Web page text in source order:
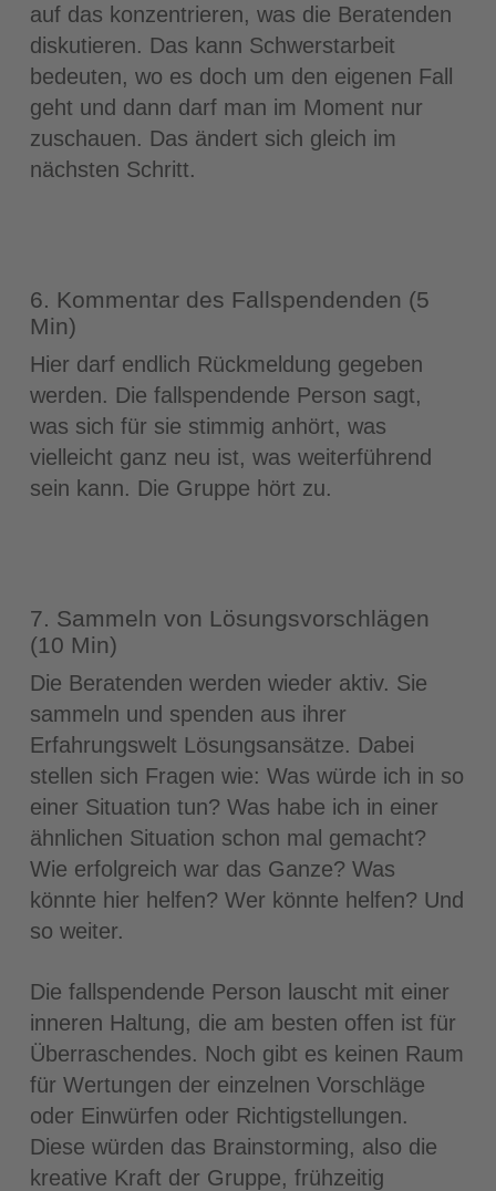
auf das konzentrieren, was die Beratenden
diskutieren. Das kann Schwerstarbeit
bedeuten, wo es doch um den eigenen Fall
geht und dann darf man im Moment nur
zuschauen. Das ändert sich gleich im
nächsten Schritt.
6. Kommentar des Fallspendenden (5
Min)
Hier darf endlich Rückmeldung gegeben
werden. Die fallspendende Person sagt,
was sich für sie stimmig anhört, was
vielleicht ganz neu ist, was weiterführend
sein kann. Die Gruppe hört zu.
7. Sammeln von Lösungsvorschlägen
(10 Min)
Die Beratenden werden wieder aktiv. Sie
sammeln und spenden aus ihrer
Erfahrungswelt Lösungsansätze. Dabei
stellen sich Fragen wie: Was würde ich in so
einer Situation tun? Was habe ich in einer
ähnlichen Situation schon mal gemacht?
Wie erfolgreich war das Ganze? Was
könnte hier helfen? Wer könnte helfen? Und
so weiter.
Die fallspendende Person lauscht mit einer
inneren Haltung, die am besten offen ist für
Überraschendes. Noch gibt es keinen Raum
für Wertungen der einzelnen Vorschläge
oder Einwürfen oder Richtigstellungen.
Diese würden das Brainstorming, also die
kreative Kraft der Gruppe, frühzeitig